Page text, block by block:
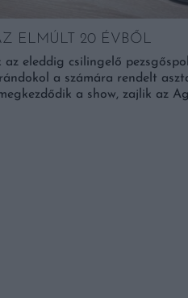
ELMÚLT 20 ÉVBŐL
az eleddig csilingelő
a számára rendelt
a show, zajlik az